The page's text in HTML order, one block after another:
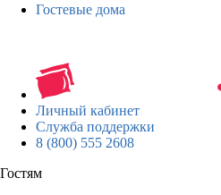
Гостевые дома
Личный кабинет
Служба поддержки
8 (800) 555 2608
Гостям